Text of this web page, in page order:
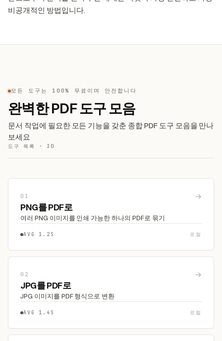
비공개적인 방법입니다.
모든 도구는 100% 무료이며 안전합니다
완벽한 PDF 도구 모음
문서 작업에 필요한 모든 기능을 갖춘 종합 PDF 도구 모음을 만나
보세요
도구 목록 · 30
01 →
PNG를 PDF로
여러 PNG 이미지를 인쇄 가능한 하나의 PDF로 묶기
AVG 1.2S 로컬
02 →
JPG를 PDF로
JPG 이미지를 PDF 형식으로 변환
AVG 1.4S 로컬